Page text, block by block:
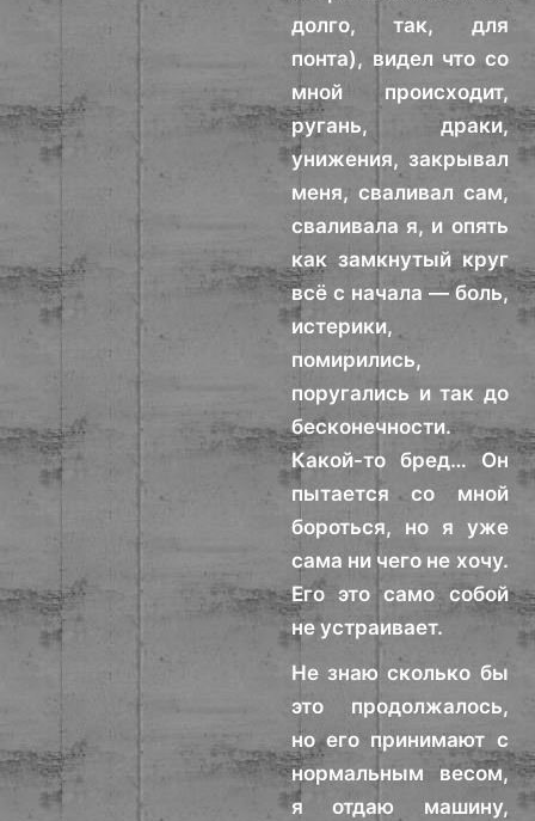
долго, так, для
понта), видел что со
мной происходит,
ругань, драки,
унижения, закрывал
меня, сваливал сам,
сваливала я, и опять
как замкнутый круг
всё с начала — боль,
истерики,
помирились,
поругались и так до
бесконечности.
Какой-то бред… Он
пытается со мной
бороться, но я уже
сама ни чего не хочу.
Его это само собой
не устраивает.
Не знаю сколько бы
это продолжалось,
но его принимают с
нормальным весом,
я отдаю машину,